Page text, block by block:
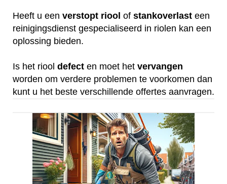
Heeft u een verstopt riool of stankoverlast een
reinigingsdienst gespecialiseerd in riolen kan een
oplossing bieden.
Is het riool defect en moet het vervangen
worden om verdere problemen te voorkomen dan
kunt u het beste verschillende offertes aanvragen.